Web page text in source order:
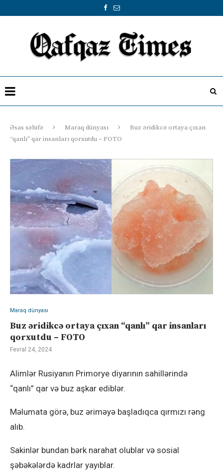
Əsas səhifə Maraq dünyası
Buz əridikcə ortaya çıxan
“qanlı” qar insanları qorxutdu – FOTO
Maraq dünyası
Buz əridikcə ortaya çıxan “qanlı” qar insanları
qorxutdu – FOTO
Fevral 24, 2024
Alimlər Rusiyanın Primorye diyarının sahillərində
“qanlı” qar və buz aşkar ediblər.
Məlumata görə, buz əriməyə başladıqca qırmızı rəng
alıb.
Sakinlər bundan bərk narahat olublar və sosial
şəbəkələrdə kadrlar yayıblar.